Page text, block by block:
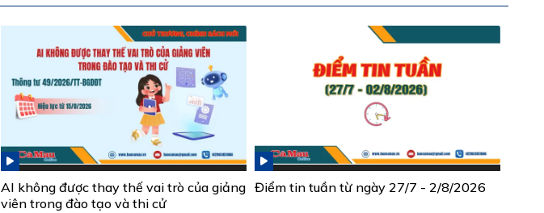
AI không được thay thế vai trò của giảng
viên trong đào tạo và thi cử
Điểm tin tuần từ ngày 27/7 - 2/8/2026